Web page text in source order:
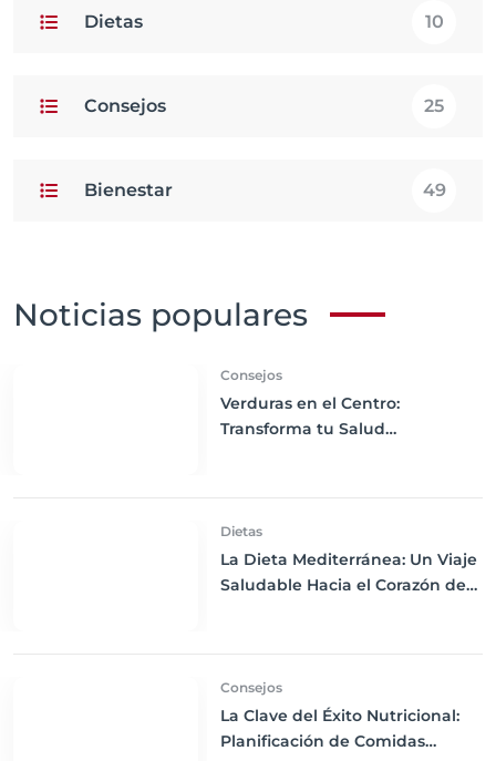
Dietas 10
Consejos 25
Bienestar 49
Noticias populares
Consejos
Verduras en el Centro:
Transforma tu Salud
Dietas
La Dieta Mediterránea: Un Viaje
Saludable Hacia el Corazón de
Consejos
La Clave del Éxito Nutricional:
Planificación de Comidas